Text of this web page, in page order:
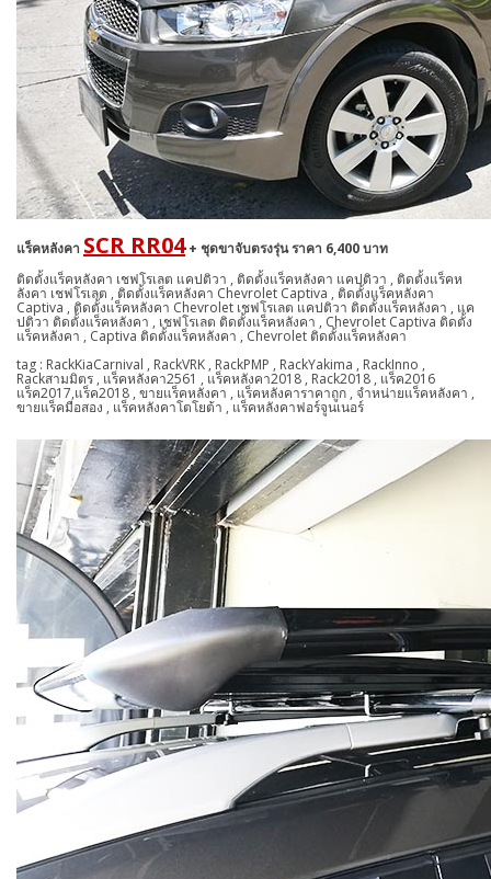
แร็คหลังคา SCR RR04+ ชุดขาจับตรงรุ่น ราคา 6,400 บาท
ติดตั้งแร็คหลังคา เชฟโรเลต แคปติวา , ติดตั้งแร็คหลังคา แคปติวา , ติดตั้งแร็คห
ลังคา เชฟโรเลต , ติดตั้งแร็คหลังคา Chevrolet Captiva , ติดตั้งแร็คหลังคา
Captiva , ติดตั้งแร็คหลังคา Chevrolet เชฟโรเลต แคปติวา ติดตั้งแร็คหลังคา , แค
ปติวา ติดตั้งแร็คหลังคา , เชฟโรเลต ติดตั้งแร็คหลังคา , Chevrolet Captiva ติดตั้ง
แร็คหลังคา , Captiva ติดตั้งแร็คหลังคา , Chevrolet ติดตั้งแร็คหลังคา
tag : RackKiaCarnival , RackVRK , RackPMP , RackYakima , RackInno ,
Rackสามมิตร , แร็คหลังคา2561 , แร็คหลังคา2018 , Rack2018 , แร็ค2016
แร็ค2017,แร็ค2018 , ขายแร็คหลังคา , แร็คหลังคาราคาถูก , จำหน่ายแร็คหลังคา ,
ขายแร็คมือสอง , แร็คหลังคาโตโยต้า , แร็คหลังคาฟอร์จูนเนอร์